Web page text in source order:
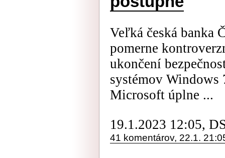
Veľká česká banka
pomerne
ukončení
systémov Windows
Microsoft úplne ...
19.1.2023 12:05,
41 komentárov, 22.1.